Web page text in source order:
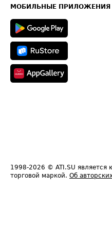
Техническая информация
МОБИЛЬНЫЕ ПРИЛОЖЕНИЯ
1998-2026 © ATI.SU является
торговой маркой. Об